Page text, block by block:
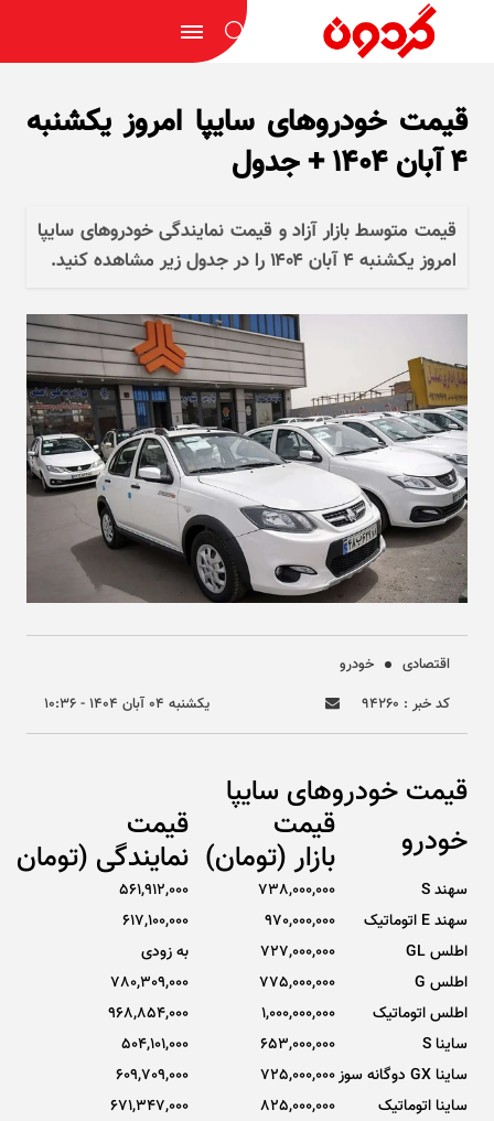
قیمت خودرو‌های سایپا امروز یکشنبه
۴ آبان ۱۴۰۴ + جدول
قیمت متوسط بازار آزاد و قیمت نمایندگی خودرو‌های سایپا
امروز یکشنبه ۴ آبان ۱۴۰۴ را در جدول زیر مشاهده کنید.
اقتصادی
خودرو
کد خبر : ۹۴۲۶۰
يکشنبه ۰۴ آبان ۱۴۰۴ - ۱۰:۳۶
قیمت خودروهای سایپا
خودرو
قیمت
بازار (تومان)
قیمت
نمایندگی (تومان)
سهند S 738,000,000
561,912,000
سهند E اتوماتیک
970,000,000
617,100,000
اطلس GL
727,000,000
به زودی
اطلس G
775,000,000
780,309,000
اطلس اتوماتیک
1,000,000,000
968,854,000
ساینا S
653,000,000
504,101,000
ساینا GX دوگانه سوز
725,000,000
609,709,000
ساینا اتوماتیک
825,000,000
671,347,000